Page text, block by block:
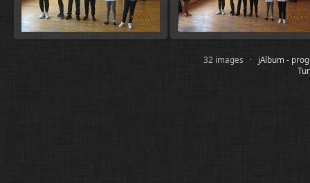
32 images · jAlbum -